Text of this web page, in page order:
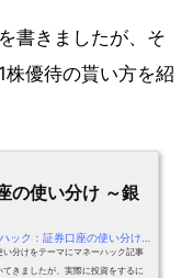
書きましたが、そ
優待の貰い方を紹
の使い分け ～銀
分けをテーマにマネーハック記事
きましたが、実際に投資をするに